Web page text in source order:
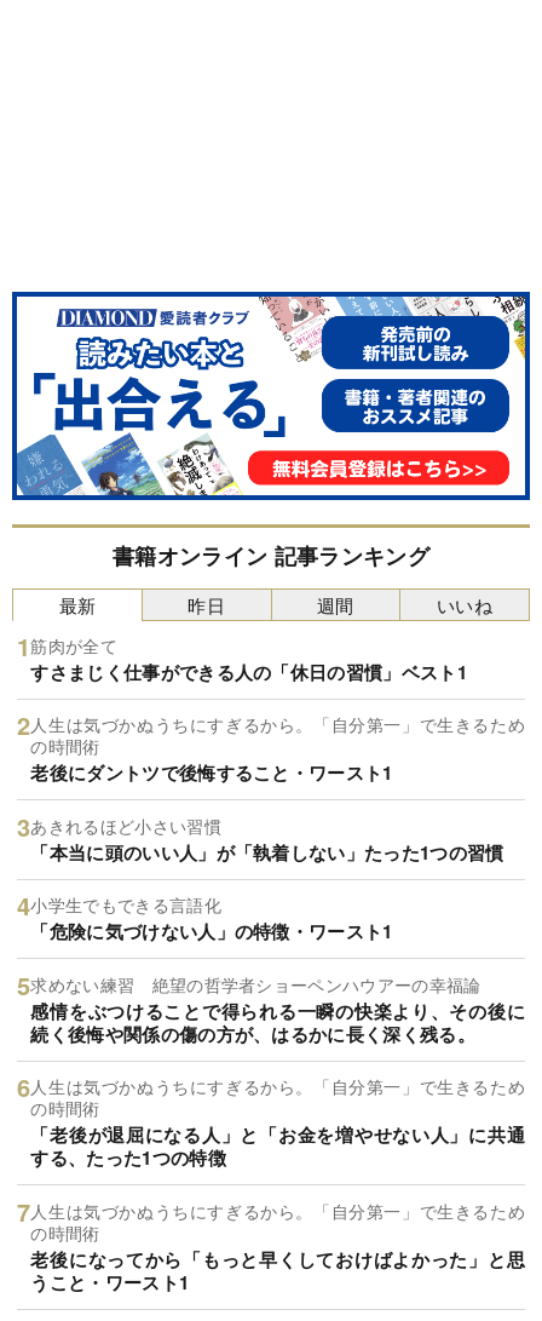
書籍オンライン 記事ランキング
最新
筋肉が全て
すさまじく仕事ができる人の「休日の習慣」ベスト1
人生は気づかぬうちにすぎるから。「自分第一」で生きるため
の時間術
老後にダントツで後悔すること・ワースト1
あきれるほど小さい習慣
「本当に頭のいい人」が「執着しない」たった1つの習慣
小学生でもできる言語化
「危険に気づけない人」の特徴・ワースト1
求めない練習 絶望の哲学者ショーペンハウアーの幸福論
感情をぶつけることで得られる一瞬の快楽より、その後に
続く後悔や関係の傷の方が、はるかに長く深く残る。
人生は気づかぬうちにすぎるから。「自分第一」で生きるため
の時間術
「老後が退屈になる人」と「お金を増やせない人」に共通
する、たった1つの特徴
人生は気づかぬうちにすぎるから。「自分第一」で生きるため
の時間術
老後になってから「もっと早くしておけばよかった」と思
うこと・ワースト1
昨日 週間 いいね